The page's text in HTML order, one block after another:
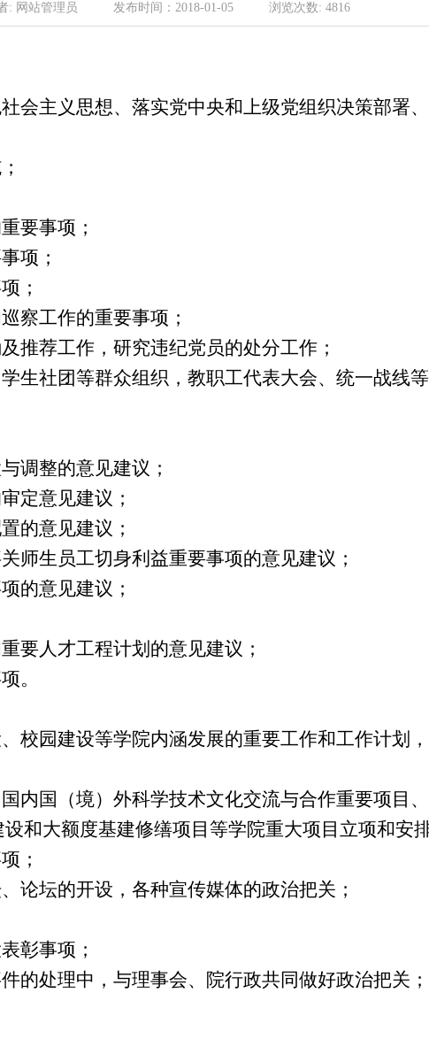
: 网站管理员 发布时间： 2018-01-05 浏览次数: 4816
会主义思想、落实党中央和上级党组织决策部署
要事项；
项；
；
察工作的重要事项；
推荐工作，研究违纪党员的处分工作；
生社团等群众组织，教职工代表大会、统一战线
调整的意见建议；
定意见建议；
的意见建议；
师生员工切身利益重要事项的意见建议 ；
的意见建议；
要人才工程计划的意见建议；
。
校园建设等学院内涵发展的重要工作和工作计划
内国（境）外科学技术文化交流与合作重要项目
和大额度基建修缮项目等学院重大项目立项和安
；
论坛的开设，各种宣传媒体的政治把关 ；
彰事项 ；
的处理中，与理事会、院行政共同做好政治把关 ；